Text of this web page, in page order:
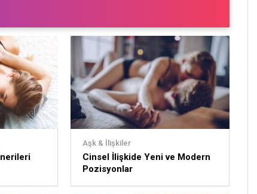
Aşk & İlişkiler
Cinsel İlişkide Yeni ve Modern
Pozisyonlar